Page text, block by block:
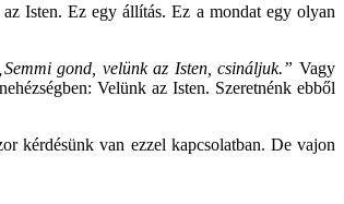
Isten. Ez egy állítás. Ez a mondat egy olyan
„Semmi gond, velünk az Isten, csináljuk.” Vagy
Velünk az Isten. Szeretnénk ebből
kérdésünk van ezzel kapcsolatban. De vajon